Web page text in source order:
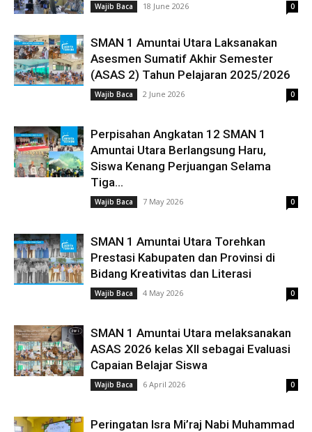
Wajib Baca 18 June 2026 0
SMAN 1 Amuntai Utara Laksanakan
Asesmen Sumatif Akhir Semester
(ASAS 2) Tahun Pelajaran 2025/2026
Wajib Baca 2 June 2026 0
Perpisahan Angkatan 12 SMAN 1
Amuntai Utara Berlangsung Haru,
Siswa Kenang Perjuangan Selama
Tiga...
Wajib Baca 7 May 2026 0
SMAN 1 Amuntai Utara Torehkan
Prestasi Kabupaten dan Provinsi di
Bidang Kreativitas dan Literasi
Wajib Baca 4 May 2026 0
SMAN 1 Amuntai Utara melaksanakan
ASAS 2026 kelas XII sebagai Evaluasi
Capaian Belajar Siswa
Wajib Baca 6 April 2026 0
Peringatan Isra Mi’raj Nabi Muhammad